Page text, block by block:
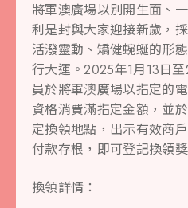
將軍澳廣場以別開生面、
利是封與大家迎接新歲，
活潑靈動、矯健蜿蜒的形
行大運。2025年1月13日
員於將軍澳廣場以指定的
資格消費滿指定金額，並
定換領地點，出示有效商
付款存根，即可登記換領
換領詳情：